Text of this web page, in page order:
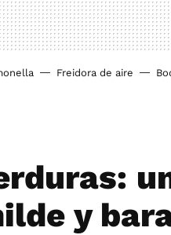
Freidora de aire
y